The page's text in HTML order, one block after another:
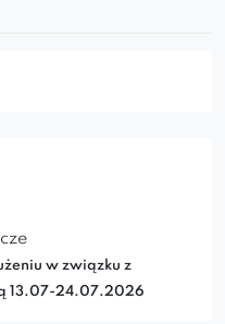
w związku z
13.07-24.07.2026